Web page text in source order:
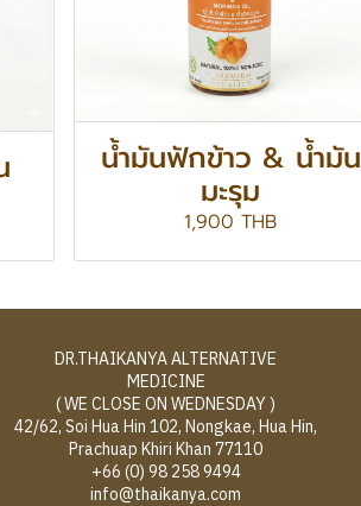
น้ำมันฟักข้าว & น้ำมัน
มะรุม
1,900 THB
DR.THAIKANYA ALTERNATIVE
MEDICINE
( WE CLOSE ON WEDNESDAY )
42/62, Soi Hua Hin 102, Nongkae, Hua Hin,
Prachuap Khiri Khan 77110
+66 (0) 98 258 9494
info@thaikanya.com